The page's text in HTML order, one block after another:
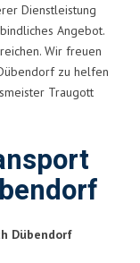
Dienstleistung
Angebot.
Wir freuen
zu helfen
Traugott
Dübendorf